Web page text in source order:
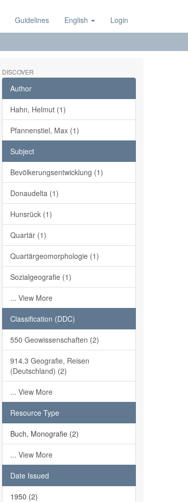
Guidelines English Login
DISCOVER
Author
Hahn, Helmut (1)
Pfannenstiel, Max (1)
Subject
Bevölkerungsentwicklung (1)
Donaudelta (1)
Hunsrück (1)
Quartär (1)
Quartärgeomorphologie (1)
Sozialgeografie (1)
... View More
Classification (DDC)
550 Geowissenschaften (2)
914.3 Geografie, Reisen
(Deutschland) (2)
... View More
Resource Type
Buch, Monografie (2)
... View More
Date Issued
1950 (2)